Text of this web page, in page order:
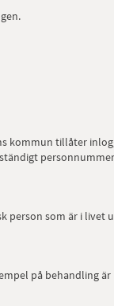
tillåter
som är i
på behandling